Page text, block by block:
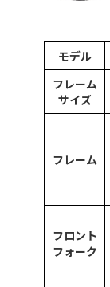
モデル
フレーム
サイズ
フレーム
フロント
フォーク